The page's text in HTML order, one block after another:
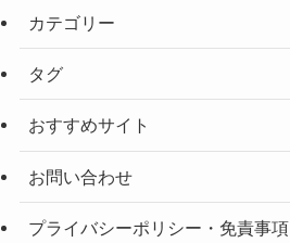
カテゴリー
タグ
おすすめサイト
お問い合わせ
プライバシーポリシー・免責事項